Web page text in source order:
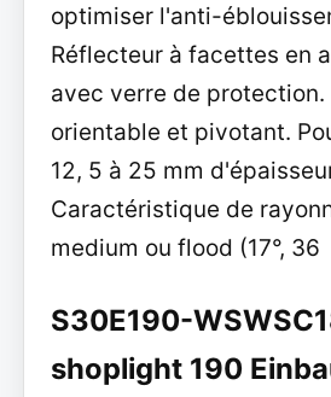
optimiser l'anti-
Réflecteur à facettes en
avec verre de
orientable et pivotant.
12, 5 à 25 mm
Caractéristique de
medium ou flood (17°, 36
S30E190-
shoplight 190